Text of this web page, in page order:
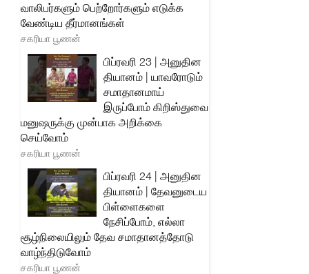
வாலிபர்களும் பெற்றோர்களும் எடுக்க
வேண்டிய தீர்மானங்கள்
சகரியா பூணன்
பிப்ரவரி 23 | அனுதின
தியானம் | யாவரோடும்
சமாதானமாய்
இருப்போம் கிறிஸ்துவை
மனுஷருக்கு முன்பாக அறிக்கை
செய்வோம்
சகரியா பூணன்
பிப்ரவரி 24 | அனுதின
தியானம் | தேவனுடைய
பிள்ளைகளை
நேசிப்போம், எல்லா
சூழ்நிலையிலும் தேவ சமாதானத்தோடு
வாழ்ந்திடுவோம்
சகரியா பூணன்